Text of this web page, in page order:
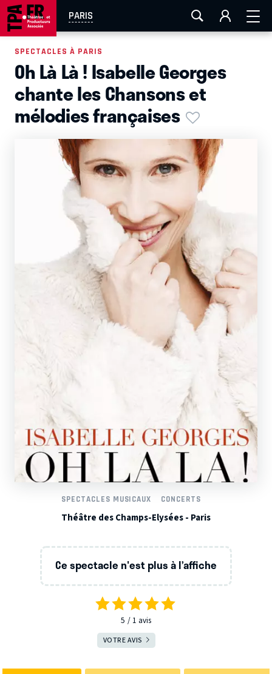
PARIS
AIX-MARSEILLE LA ROCHELLE
EN TOURNÉE
SPECTACLES À PARIS
Oh Là Là ! Isabelle Georges
chante les Chansons et
mélodies françaises
SPECTACLES MUSICAUX CONCERTS
Théâtre des Champs-Elysées - Paris
Ce spectacle n'est plus à l’affiche
5 1 avis
VOTRE AVIS